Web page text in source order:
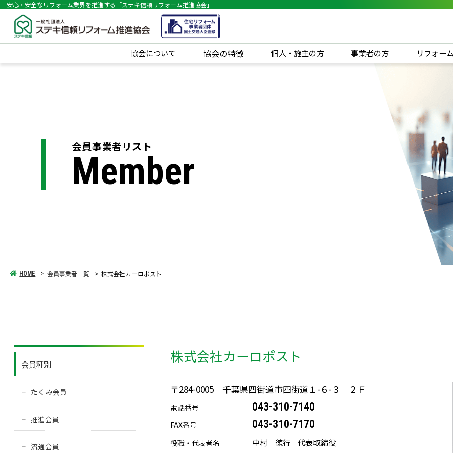
安心・安全なリフォーム業界を推進する「ステキ信頼リフォーム推進協会」
協会について 協会の特徴 個人・施主の方 事業者の方 リフォー
会員事業者リスト
Member
HOME 会員事業者一覧 株式会社カーロポスト
会員種別
たくみ会員
推進会員
流通会員
株式会社カーロポスト
〒284-0005 千葉県四街道市四街道１-６-３ ２Ｆ
電話番号 043-310-7140
FAX番号 043-310-7170
役職・代表者名 中村 徳行 代表取締役